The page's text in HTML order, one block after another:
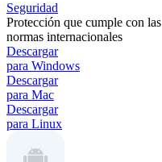
Seguridad
Protección que cumple con las
normas internacionales
Descargar
para Windows
Descargar
para Mac
Descargar
para Linux